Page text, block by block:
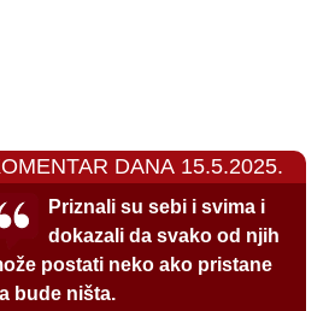
DANA 15.5.2025.
Priznali su sebi i svima i
dokazali da svako od njih
postati neko ako pristane
bude ništa.